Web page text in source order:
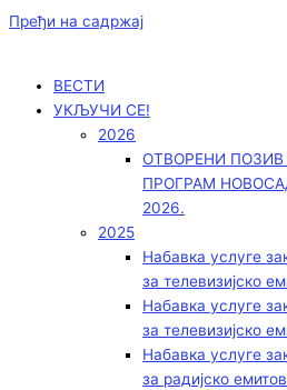
Пређи на садржај
ВЕСТИ
УКЉУЧИ СЕ!
2026
ОТВОРЕНИ
ПРОГРАМ
2026.
2025
Набавка услуге
за телевизијско
Набавка услуге
за телевизијско
Набавка услуге
за радијско